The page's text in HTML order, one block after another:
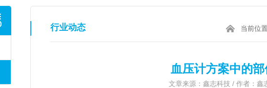
行业动态 当前位
血压计方案中的
文章来源：鑫志科技 / 作者：